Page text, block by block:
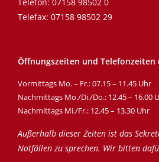
Telefax: 07158 98502 29
Öffnungszeiten und Telefonzeiten
Vormittags Mo. – Fr.: 07.15 – 11.45 Uhr
Nachmittags Mo./Di./Do.: 12.45 – 16.00
Nachmittags Mi./Fr.: 12.45 – 13.30 Uhr
Außerhalb dieser Zeiten ist das
Notfällen zu sprechen. Wir bitten